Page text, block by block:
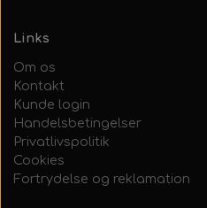
Links
Om os
Kontakt
Kunde login
Handelsbetingelser
Privatlivspolitik
Cookies
Fortrydelse og reklamation